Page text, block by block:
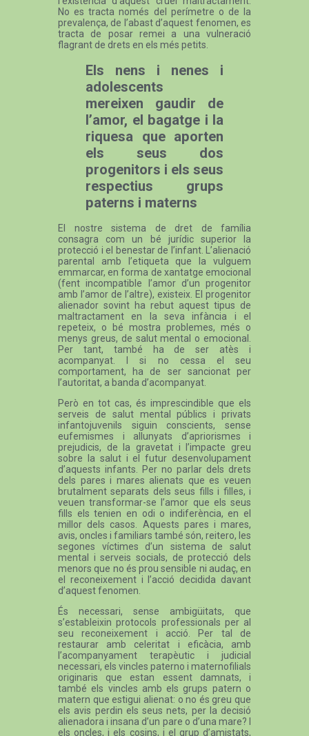
No es tracta només del perímetre o de la
prevalença, de l’abast d’aquest fenomen, es
tracta de posar remei a una vulneració
flagrant de drets en els més petits.
Els nens i nenes i
adolescents
mereixen gaudir de
l’amor, el bagatge i la
riquesa que aporten
els seus dos
progenitors i els seus
respectius grups
paterns i materns
El nostre sistema de dret de família
consagra com un bé jurídic superior la
protecció i el benestar de l’infant. L’alienació
parental amb l’etiqueta que la vulguem
emmarcar, en forma de xantatge emocional
(fent incompatible l’amor d’un progenitor
amb l’amor de l’altre), existeix. El progenitor
alienador sovint ha rebut aquest tipus de
maltractament en la seva infància i el
repeteix, o bé mostra problemes, més o
menys greus, de salut mental o emocional.
Per tant, també ha de ser atès i
acompanyat. I si no cessa el seu
comportament, ha de ser sancionat per
l’autoritat, a banda d’acompanyat.
Però en tot cas, és imprescindible que els
serveis de salut mental públics i privats
infantojuvenils siguin conscients, sense
eufemismes i allunyats d’apriorismes i
prejudicis, de la gravetat i l’impacte greu
sobre la salut i el futur desenvolupament
d’aquests infants. Per no parlar dels drets
dels pares i mares alienats que es veuen
brutalment separats dels seus fills i filles, i
veuen transformar-se l’amor que els seus
fills els tenien en odi o indiferència, en el
millor dels casos. Aquests pares i mares,
avis, oncles i familiars també són, reitero, les
segones víctimes d’un sistema de salut
mental i serveis socials, de protecció dels
menors que no és prou sensible ni audaç, en
el reconeixement i l’acció decidida davant
d’aquest fenomen.
És necessari, sense ambigüitats, que
s’estableixin protocols professionals per al
seu reconeixement i acció. Per tal de
restaurar amb celeritat i eficàcia, amb
l’acompanyament terapèutic i judicial
necessari, els vincles paterno i maternofilials
originaris que estan essent damnats, i
també els vincles amb els grups patern o
matern que estigui alienat: o no és greu que
els avis perdin els seus nets, per la decisió
alienadora i insana d’un pare o d’una mare? I
els oncles, i els cosins, i el grup d’amistats,